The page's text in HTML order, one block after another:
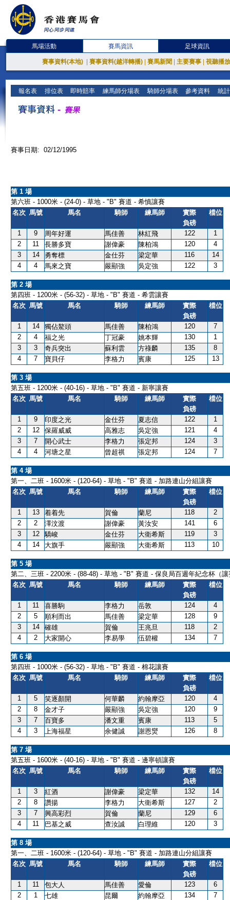
馬場活動 賽馬資訊 足球資訊
賽事資料(本地) 賽事資料(越洋轉播) 賽馬新聞 主要賽事 視聽播
報名表 排位表 即時賠率 練馬師分場表 騎師分場表 參考資料 統
賽事日期: 02/12/1995
第 1 場
第六班 - 1000米 - (24-0) - 草地 - "B" 賽道 - 希慎讓賽
名次 馬號 馬名 騎師 練馬師
實際
負磅
檔位
1 9 周年好運 馬佳善 林紅飛 122
1
2
11 長勝多寶 謝偉豪 陳柏鴻 120
4
3
14 勇奪標 金仕芬 梁定華 116
14
4
4 馬來之寶 嚴顯強 吳定強 122 3
第 2 場
第四班 - 1200米 - (56-32) - 草地 - "B" 賽道 - 希雲讓賽
名次 馬號 馬名 騎師 練馬師
實際
負磅
檔位
1 14 獨佔鰲頭 馬佳善 陳柏鴻 120
7
2
4 福之光 丁冠豪 姚本輝 130
1
3
3 奇兵突出 蘇利雲 方祿麟 135
8
4
7 寶貝仔 李格力 賓康 125 13
第 3 場
第五班 - 1200米 - (40-16) - 草地 - "B" 賽道 - 新寧讓賽
名次 馬號 馬名 騎師 練馬師
實際
負磅
檔位
1 9 印度之光 金仕芬 夏志信 122
1
2
12 保羅威威 高雅志 吳定強 121
4
3
7 開心武士 李格力 張定邦 124
3
4
4 河塘之星 曾超祺 張定邦 124 7
第 4 場
第一、二班 - 1600米 - (120-64) - 草地 - "B" 賽道 - 加路連山分組讓賽
名次 馬號 馬名 騎師 練馬師
實際
負磅
檔位
1 13 着着先 賀倫 蘭尼 118
2
2
2 澤汶渡 謝偉豪 黃汝安 141
6
3
12 驕峻 金仕芬 大衛希斯 119
3
4
14 大旗手 嚴顯強 大衛希斯 113 10
第 5 場
第二、三班 - 2200米 - (88-48) - 草地 - "B" 賽道 - 保良局百週年紀念杯（讓
名次 馬號 馬名 騎師 練馬師
實際
負磅
檔位
1 11 喜勝駒 李格力 岳敦 124
4
2
5 順利而出 馬佳善 梁定華 128
9
3
14 確雄 賀倫 王兆旦 118
2
4
2 大家開心 李易學 伍碧權 134 7
第 6 場
第四班 - 1000米 - (56-32) - 草地 - "B" 賽道 - 棉花讓賽
名次 馬號 馬名 騎師 練馬師
實際
負磅
檔位
1 5 笑逐顏開 何華麟 約翰摩亞 120
4
2
8 金才子 嚴顯強 吳定強 120
9
3
7 百寶多 潘文重 賓康 113
5
4
3 上海福星 余健誠 謝恩爕 126 8
第 7 場
第五班 - 1600米 - (40-16) - 草地 - "B" 賽道 - 邊寧頓讓賽
名次 馬號 馬名 騎師 練馬師
實際
負磅
檔位
1 3 紅酒 謝偉豪 梁定華 132
14
2
8 讚揚 李格力 大衛希斯 127
2
3
7 興高彩烈 賀倫 蘭尼 129
6
4
11 巴基之威 查汝誠 白理維 120 3
第 8 場
第一、二班 - 1600米 - (120-64) - 草地 - "B" 賽道 - 加路連山分組讓賽
名次 馬號 馬名 騎師 練馬師
實際
負磅
檔位
1 11 包大人 馬佳善 愛倫 123
6
2
1 七雄 昆爾 約翰摩亞 134
7